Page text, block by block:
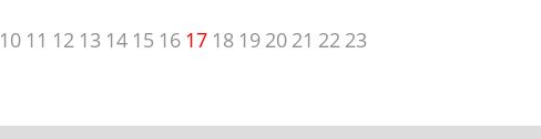
10 11 12 13 14 15 16 17 18 19 20 21 22 23